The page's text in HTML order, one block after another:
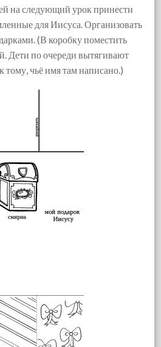
на следующий урок принести
для Иисуса. Организовать
(В коробку поместить
Дети по очереди вытягивают
тому, чьё имя там написано.)